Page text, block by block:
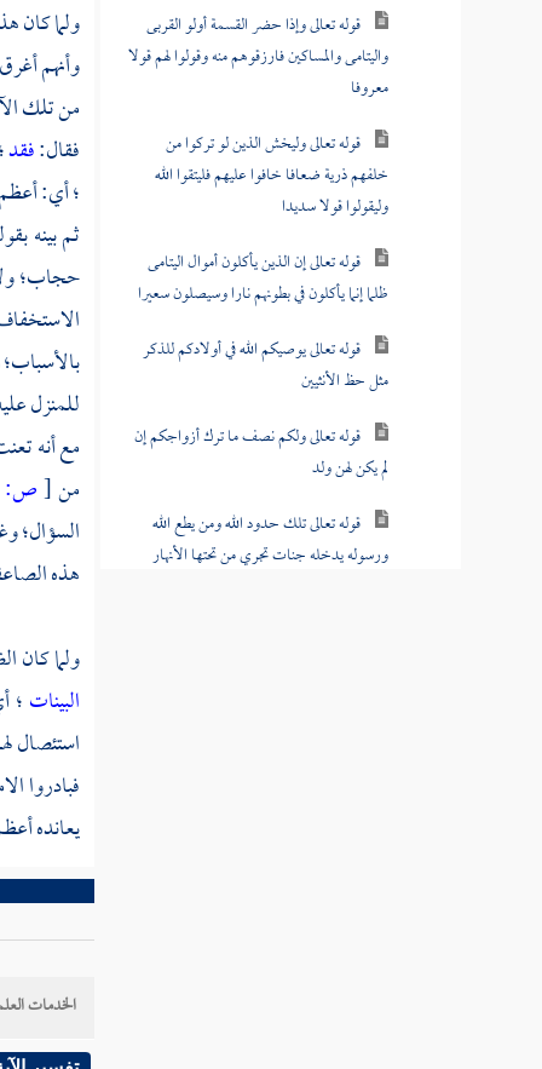
قوله تعالى وإذا حضر القسمة أولو القربى
واليتامى والمساكين فارزقوهم منه وقولوا لهم قولا
معروفا
قوله تعالى وليخش الذين لو تركوا من
خلفهم ذرية ضعافا خافوا عليهم فليتقوا الله
وليقولوا قولا سديدا
قوله تعالى إن الذين يأكلون أموال اليتامى
ظلما إنما يأكلون في بطونهم نارا وسيصلون سعيرا
قوله تعالى يوصيكم الله في أولادكم للذكر
مثل حظ الأنثيين
قوله تعالى ولكم نصف ما ترك أزواجكم إن
لم يكن لهن ولد
قوله تعالى تلك حدود الله ومن يطع الله
ورسوله يدخله جنات تجري من تحتها الأنهار
ولما كان
وأنهم
من تلك
فقال:فقد
؛ أي:
ثم بينه
حجاب؛
للمنزل
مع أنه
من[ص:
السؤال؛
هذه
ولما كان
البينات؛
استئصال
فبادروا
يعانده
الخدمات